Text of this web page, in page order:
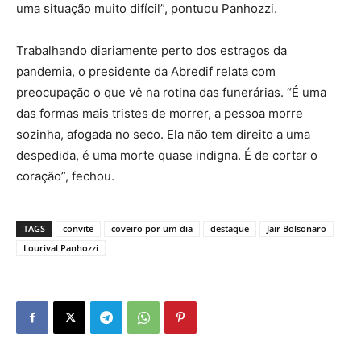
uma situação muito difícil”, pontuou Panhozzi.
Trabalhando diariamente perto dos estragos da
pandemia, o presidente da Abredif relata com
preocupação o que vê na rotina das funerárias. “É uma
das formas mais tristes de morrer, a pessoa morre
sozinha, afogada no seco. Ela não tem direito a uma
despedida, é uma morte quase indigna. É de cortar o
coração”, fechou.
TAGS convite coveiro por um dia destaque
Jair Bolsonaro
Lourival Panhozzi